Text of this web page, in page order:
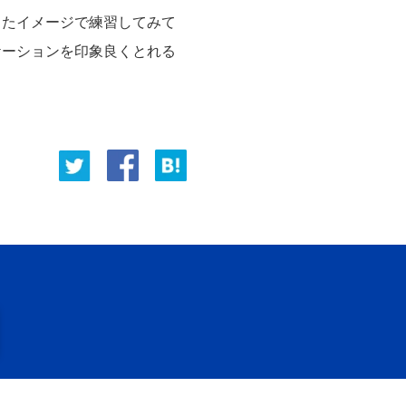
イメージで練習してみて
ションを印象良くとれる